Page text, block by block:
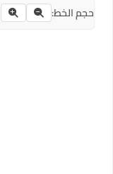
حجم الخط: